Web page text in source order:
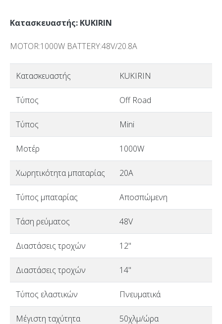
Κατασκευαστής: KUKIRIN
MOTOR:1000W BATTERY:48V/20.8A
Κατασκευαστής KUKIRIN
Τύπος Off Road
Τύπος Mini
Μοτέρ 1000W
Χωρητικότητα μπαταρίας 20A
Τύπος μπαταρίας Αποσπώμενη
Τάση ρεύματος 48V
Διαστάσεις τροχών 12"
Διαστάσεις τροχών 14"
Τύπος ελαστικών Πνευματικά
Μέγιστη ταχύτητα 50χλμ/ώρα